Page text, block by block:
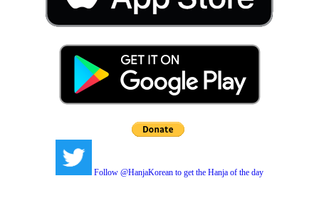
Follow @HanjaKorean to get the Hanja of the day